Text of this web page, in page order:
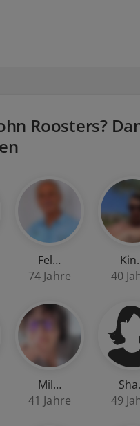
Roosters?
Fel…
74 Jahre
40
Mil…
41 Jahre
49